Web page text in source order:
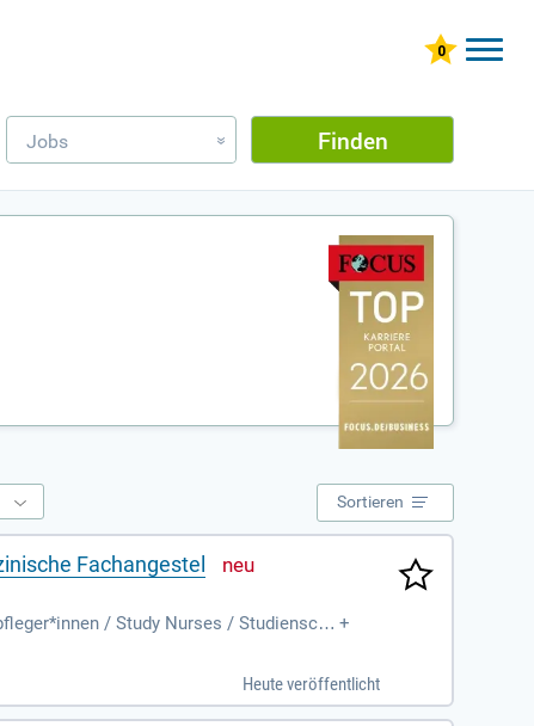
Jobs » Finden
Sortieren
Fachangestel
/ Study Nurses / Studiensch +
Heute veröffentlicht